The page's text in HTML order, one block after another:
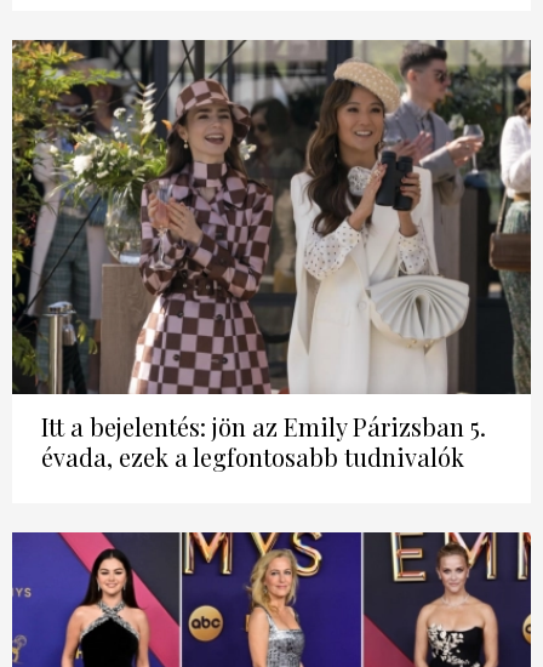
Itt a bejelentés: jön az Emily Párizsban 5.
évada, ezek a legfontosabb tudnivalók